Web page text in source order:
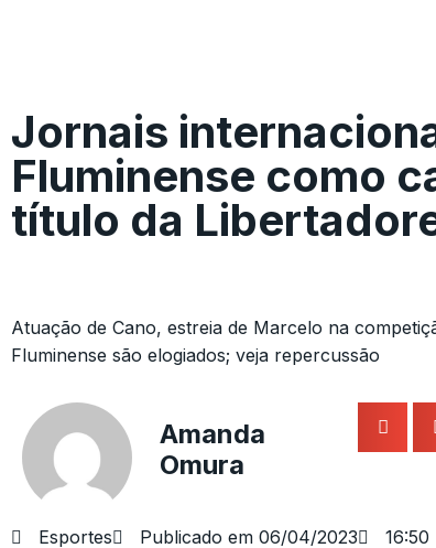
Jornais
Fluminense como
título da
Atuação de Cano, estreia de Marcelo na
Fluminense são elogiados; veja repercussão
Amanda
Omura
Esportes Publicado em 06/04/2023 16:50